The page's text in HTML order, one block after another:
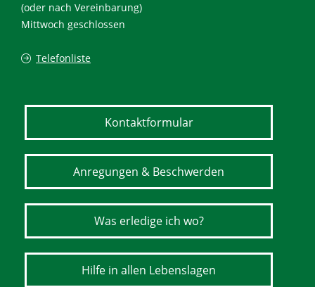
(oder nach Vereinbarung)
Mittwoch geschlossen
Telefonliste
Kontaktformular
Anregungen & Beschwerden
Was erledige ich wo?
Hilfe in allen Lebenslagen